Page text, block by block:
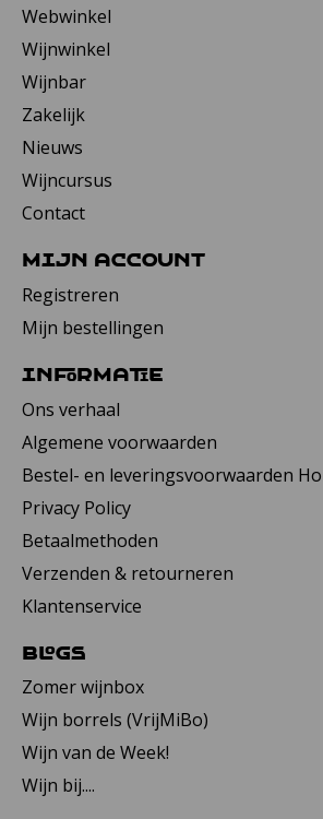
Webwinkel
Wijnwinkel
Wijnbar
Zakelijk
Nieuws
Wijncursus
Contact
Mijn account
Registreren
Mijn bestellingen
Informatie
Ons verhaal
Algemene voorwaarden
Bestel- en leveringsvoorwaarden
Privacy Policy
Betaalmethoden
Verzenden & retourneren
Klantenservice
Blogs
Zomer wijnbox
Wijn borrels (VrijMiBo)
Wijn van de Week!
Wijn bij....